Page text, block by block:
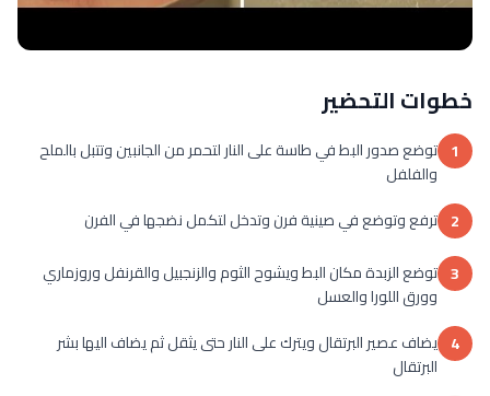
خطوات التحضير
1 توضع صدور البط في طاسة على النار لتحمر من الجانبين وتتبل بالملح
والفلفل
2 ترفع وتوضع في صينية فرن وتدخل لتكمل نضجها في الفرن
3 توضع الزبدة مكان البط ويشوح الثوم والزنجبيل والقرنفل وروزماري
وورق اللورا والعسل
4 يضاف عصير البرتقال ويترك على النار حتى يثقل ثم يضاف اليها بشر
البرتقال